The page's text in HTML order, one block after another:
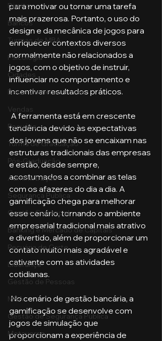
Direito
Bancos
Turmas de MBA
Psicologia
Cidades
Datas Comemorativas
Vendas
Pecuária
Turma de Graduação
Pós-Graduação
Administração
Segurança Publica
Gestão Comercial
Banking e Mercado de Capitais
Pecuária de Corte
Liderança
Gestão de Pessoas
MBA
Gestão de Segurança Publica
Metaverso
para motivar ou tornar uma tarefa
mais prazerosa. Portanto, o uso do
design e da mecânica de jogos para
enriquecer contextos diversos
normalmente não relacionados a
jogos, com o objetivo de instruir,
influenciar no comportamento e
incentivar resultados práticos.
tendência devido às expectativas
dos jovens que não se encaixam nas
estruturas tradicionais das empresas
e estão, desde sempre,
acostumados a combinar as telas
com os afazeres do dia a dia. A
gamificação chega para melhorar
esse cenário, tornando o ambiente
empresarial tradicional mais atrativo
e divertido, além de proporcionar um
contato muito mais agradável e
cativante com as atividades
cotidianas.
No cenário de gestão bancária, a
gamificação se desenvolve com
jogos de simulação que
proporcionam a experiência de